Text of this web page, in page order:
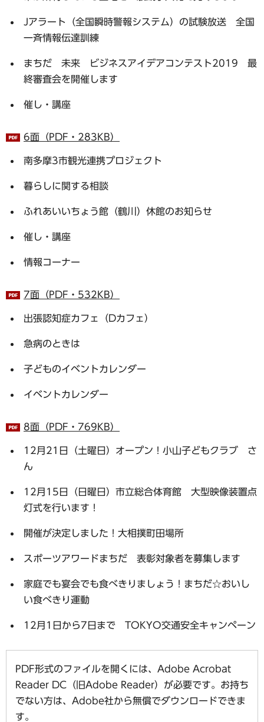
Jアラート（全国瞬時警報システム）の試験放送 全国
一斉情報伝達訓練
まちだ 未来 ビジネスアイデアコンテスト2019 最
終審査会を開催します
催し・講座
6面（PDF・283KB）
南多摩3市観光連携プロジェクト
暮らしに関する相談
ふれあいいちょう館（鶴川）休館のお知らせ
催し・講座
情報コーナー
7面（PDF・532KB）
出張認知症カフェ（Dカフェ）
急病のときは
子どものイベントカレンダー
イベントカレンダー
8面（PDF・769KB）
12月21日（土曜日）オープン！小山子どもクラブ さ
ん
12月15日（日曜日）市立総合体育館 大型映像装置点
灯式を行います！
開催が決定しました！大相撲町田場所
スポーツアワードまちだ 表彰対象者を募集します
家庭でも宴会でも食べきりましょう！まちだ☆おいし
い食べきり運動
12月1日から7日まで TOKYO交通安全キャンペーン
PDF形式のファイルを開くには、Adobe Acrobat
Reader DC（旧Adobe Reader）が必要です。お持ち
でない方は、Adobe社から無償でダウンロードできま
す。